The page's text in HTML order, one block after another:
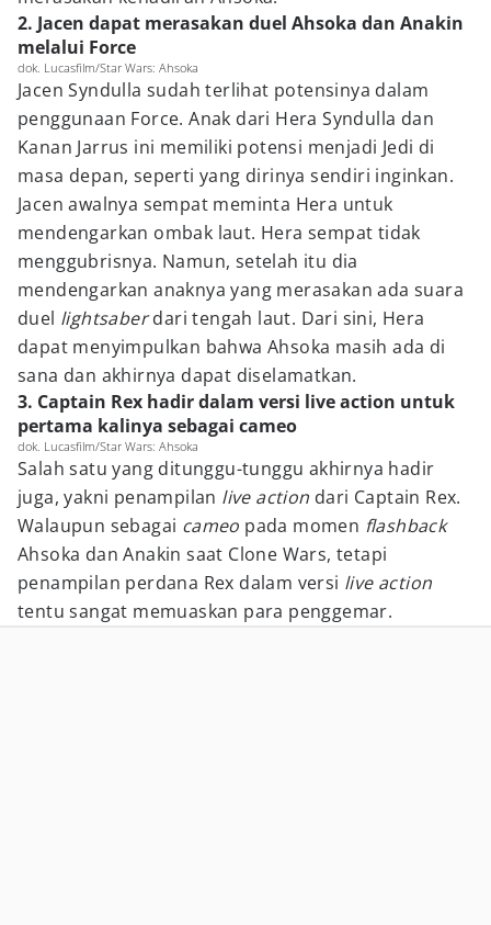
2. Jacen dapat merasakan duel Ahsoka dan Anakin
melalui Force
dok. Lucasfilm/Star Wars: Ahsoka
Jacen Syndulla sudah terlihat potensinya dalam
penggunaan Force. Anak dari Hera Syndulla dan
Kanan Jarrus ini memiliki potensi menjadi Jedi di
masa depan, seperti yang dirinya sendiri inginkan.
Jacen awalnya sempat meminta Hera untuk
mendengarkan ombak laut. Hera sempat tidak
menggubrisnya. Namun, setelah itu dia
mendengarkan anaknya yang merasakan ada suara
duel lightsaberdari tengah laut. Dari sini, Hera
dapat menyimpulkan bahwa Ahsoka masih ada di
sana dan akhirnya dapat diselamatkan.
3. Captain Rex hadir dalam versi live action untuk
pertama kalinya sebagai cameo
dok. Lucasfilm/Star Wars: Ahsoka
Salah satu yang ditunggu-tunggu akhirnya hadir
juga, yakni penampilan live action dari Captain Rex.
Walaupun sebagai cameo pada momen flashback
Ahsoka dan Anakin saat Clone Wars, tetapi
penampilan perdana Rex dalam versi live action
tentu sangat memuaskan para penggemar.